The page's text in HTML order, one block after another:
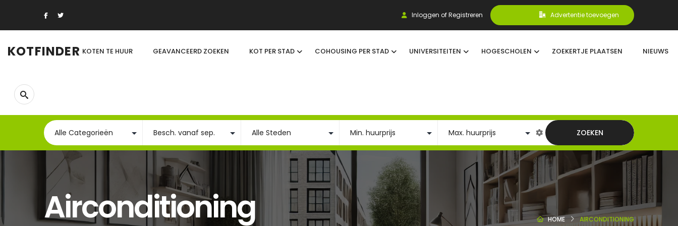
Inloggen of Registreren Advertentie toevoegen
KOTFINDER KOTEN TE HUUR GEAVANCEERD ZOEKEN KOT PER STAD COHOUSING PER STAD UNIVERSITEITEN HOGESCHOLEN ZOEKERTJE PLAATSEN NIEUWS
ZOEKEN
Airconditioning HOME AIRCONDITIONING